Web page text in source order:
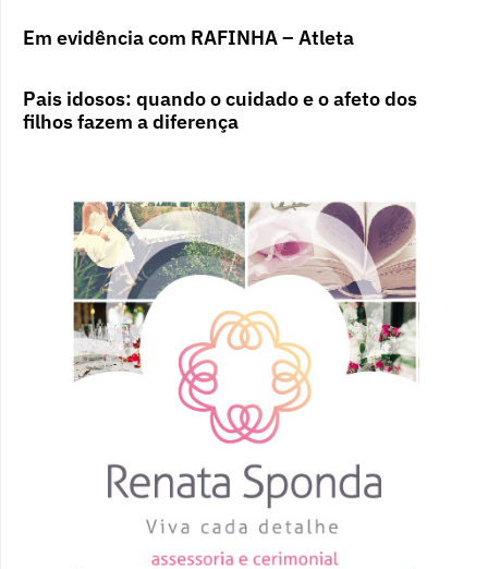
Em evidência com RAFINHA – Atleta
Pais idosos: quando o cuidado e o afeto dos
filhos fazem a diferença